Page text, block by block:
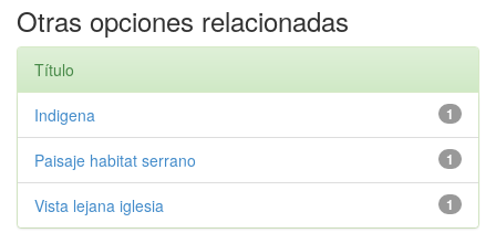
Otras opciones relacionadas
Título
1
Indigena
1
Paisaje habitat serrano
1
Vista lejana iglesia